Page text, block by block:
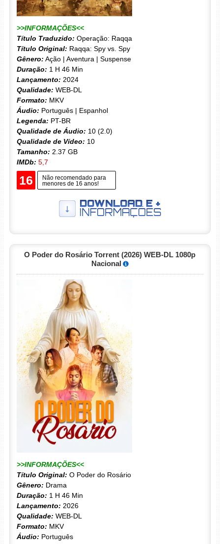
>>INFORMAÇÕES<<
Título Traduzido: Operação: Raqqa
Título Original: Raqqa: Spy vs. Spy
Gênero: Ação | Aventura | Suspense
Duração: 1 H 46 Min
Lançamento: 2024
Qualidade: WEB-DL
Formato: MKV
Áudio: Português | Espanhol
Legenda: PT-BR
Qualidade de Áudio: 10 (2.0)
Qualidade de Vídeo: 10
Tamanho: 2.37 GB
IMDb: 5,7
16
Não recomendado para
menores de 16 anos!
O Poder do Rosário Torrent (2026) WEB-DL 1080p
Nacional
>>INFORMAÇÕES<<
Título Original: O Poder do Rosário
Gênero: Drama
Duração: 1 H 46 Min
Lançamento: 2026
Qualidade: WEB-DL
Formato: MKV
Áudio: Português